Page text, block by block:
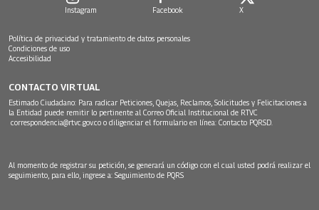
Instagram Facebook X
Política de privacidad y tratamiento de datos personales
Condiciones de uso
Accesibilidad
CONTACTO VIRTUAL
Estimado Ciudadano: Para radicar Peticiones, Quejas, Reclamos, Solicitudes y Felicitaciones a
la Entidad puede remitir lo pertinente al Correo Oficial Institucional de RTVC
correspondencia@rtvc.gov.co o diligenciar el formulario en línea: Contacto PQRSD.
Al momento de registrar su petición, se generará un código con el cual usted podrá realizar el
seguimiento, para ello, ingrese a: Seguimiento de PQRS